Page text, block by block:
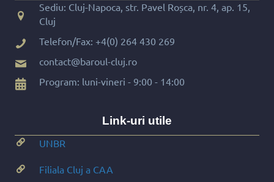
Sediu: Cluj-Napoca, str. Pavel Roșca, nr. 4, ap. 15,
Cluj
Telefon/Fax: +4(0) 264 430 269
contact@baroul-cluj.ro
Program: luni-vineri - 9:00 - 14:00
Link-uri utile
UNBR
Filiala Cluj a CAA